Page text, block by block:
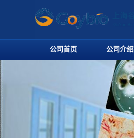
公司首页 公司介绍